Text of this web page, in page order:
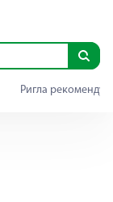
Ригла